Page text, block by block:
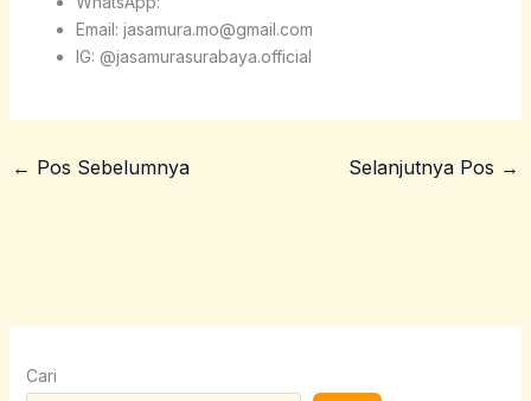
Email: jasamura.mo@gmail.com
IG: @jasamurasurabaya.official
← Pos Sebelumnya Selanjutnya Pos →
Cari